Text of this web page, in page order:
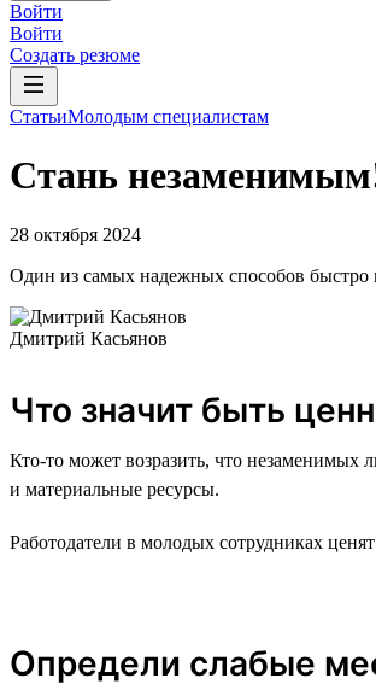
Войти
Войти
Создать резюме
СтатьиМолодым специалистам
Стань
28 октября 2024
Один из самых надежных способов быстро
Дмитрий Касьянов
Что значит быть
Кто-то может возразить, что незаменимых
и материальные ресурсы.
Работодатели в молодых сотрудниках
Определи слабые